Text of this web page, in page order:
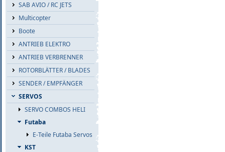
SAB AVIO / RC JETS
Multicopter
Boote
ANTRIEB ELEKTRO
ANTRIEB VERBRENNER
ROTORBLÄTTER / BLADES
SENDER / EMPFÄNGER
SERVOS
SERVO COMBOS HELI
Futaba
E-Teile Futaba Servos
KST